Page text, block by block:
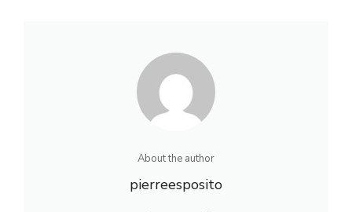
About the author
pierreesposito